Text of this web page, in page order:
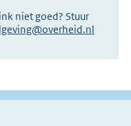
niet goed? Stuur